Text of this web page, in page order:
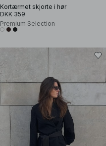
Kortærmet skjorte i hør
DKK 359
Premium Selection